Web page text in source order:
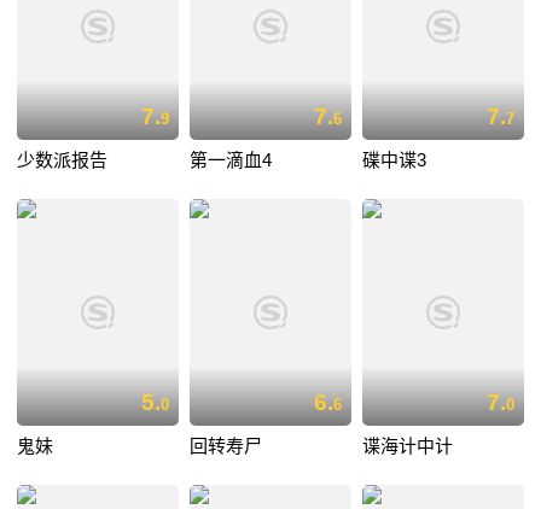
7.9
少数派报告
7.6
第一滴血4
7.7
碟中谍3
5.0
鬼妹
6.6
回转寿尸
7.0
谍海计中计